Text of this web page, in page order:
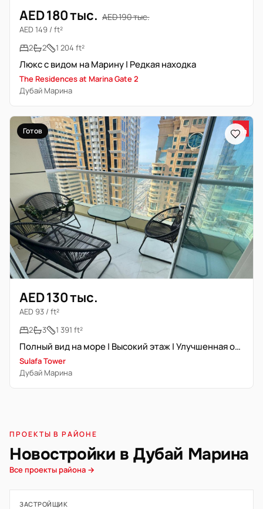
AED 180 тыс. AED 190 тыс.
AED 149 / ft²
2
2 1 204 ft²
Люкс с видом на Марину | Редкая находка
The Residences at Marina Gate 2
Дубай Марина
Готов
AED 130 тыс.
AED 93 / ft²
2
3 1 391 ft²
Полный вид на море | Высокий этаж | Улучшенная отделка
Sulafa Tower
Дубай Марина
ПРОЕКТЫ В РАЙОНЕ
Новостройки в Дубай Марина
Все проекты района →
ЗАСТРОЙЩИК